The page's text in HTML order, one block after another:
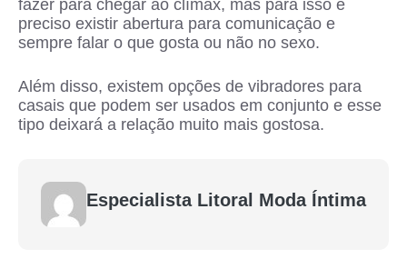
fazer para chegar ao clímax, mas para isso é
preciso existir abertura para comunicação e
sempre falar o que gosta ou não no sexo.
Além disso, existem opções de vibradores para
casais que podem ser usados em conjunto e esse
tipo deixará a relação muito mais gostosa.
Especialista Litoral Moda Íntima